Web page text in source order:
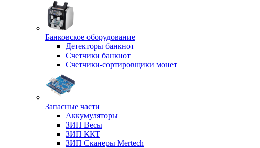
Банковское оборудование
Детекторы банкнот
Счетчики банкнот
Счетчики-сортировщики монет
Запасные части
Аккумуляторы
ЗИП Весы
ЗИП ККТ
ЗИП Сканеры Mertech